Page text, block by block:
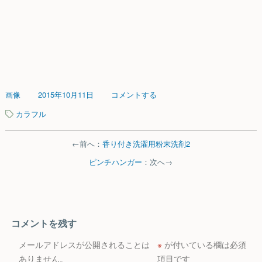
画像 2015年10月11日
コメントする
カラフル
←前へ： 香り付き洗濯用粉末洗剤2
ピンチハンガー ：次へ→
コメントを残す
メールアドレスが公開されることは
ありません。
※が付いている欄は必須
項目です